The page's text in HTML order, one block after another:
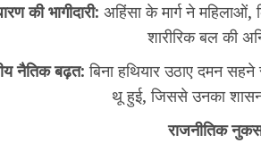
की भागीदारी: अहिंसा के मार्ग ने
शारीरिक बल की
नैतिक बढ़त: बिना हथियार उठाए दमन
थू हुई, जिससे उनका
राजनीतिक